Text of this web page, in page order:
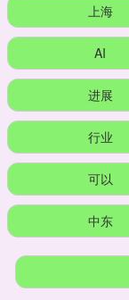
上海
AI
进展
行业
可以
中东